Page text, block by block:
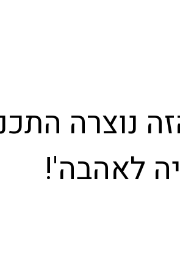
נוצרה
לאהבה'!